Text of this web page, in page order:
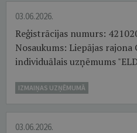
03.06.2026.
Reģistrācijas numurs:
Nosaukums: Liepājas
individuālais uzņēmums
IZMAIŅAS UZŅĒMUMĀ
03.06.2026.